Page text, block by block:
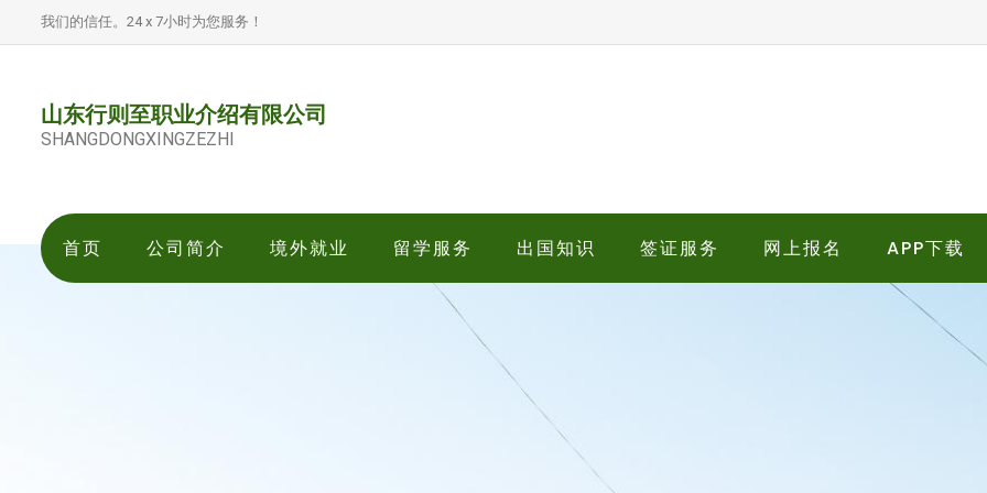
我们的信任。24 x 7小时为您服务！
山东行则至职业介绍有限公司
SHANGDONGXINGZEZHI
首页 公司简介 境外就业 留学服务 出国知识 签证服务 网上报名 APP下载